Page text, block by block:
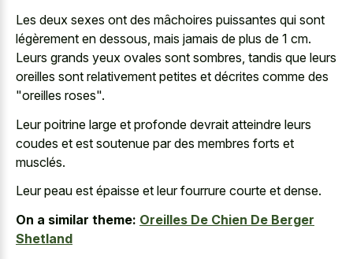
Les deux sexes ont des mâchoires puissantes qui sont
légèrement en dessous, mais jamais de plus de 1 cm.
Leurs grands yeux ovales sont sombres, tandis que leurs
oreilles sont relativement petites et décrites comme des
"oreilles roses".
Leur poitrine large et profonde devrait atteindre leurs
coudes et est soutenue par des membres forts et
musclés.
Leur peau est épaisse et leur fourrure courte et dense.
On a similar theme: Oreilles De Chien De Berger
Shetland